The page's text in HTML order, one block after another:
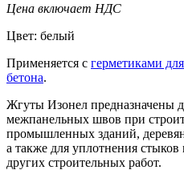
Цена включает НДС
Цвет: белый
Применяется с герметиками
бетона.
Жгуты Изонел предназначены
межпанельных швов при
промышленных зданий,
а также для уплотнения
других строительных работ.